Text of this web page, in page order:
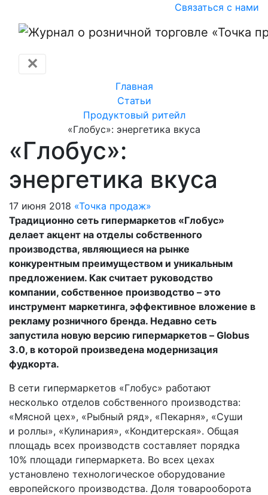
Связаться с нами
✕
Главная
Статьи
Продуктовый ритейл
«Глобус»: энергетика вкуса
«Глобус»:
энергетика вкуса
17 июня 2018 «Точка продаж»
Традиционно сеть гипермаркетов «Глобус»
делает акцент на отделы собственного
производства, являющиеся на рынке
конкурентным преимуществом и уникальным
предложением. Как считает руководство
компании, собственное производство – это
инструмент маркетинга, эффективное вложение в
рекламу розничного бренда. Недавно сеть
запустила новую версию гипермаркетов – Globus
3.0, в которой произведена модернизация
фудкорта.
В сети гипермаркетов «Глобус» работают
несколько отделов собственного производства:
«Мясной цех», «Рыбный ряд», «Пекарня», «Суши
и роллы», «Кулинария», «Кондитерская». Общая
площадь всех производств составляет порядка
10% площади гипермаркета. Во всех цехах
установлено технологическое оборудование
европейского производства. Доля товарооборота